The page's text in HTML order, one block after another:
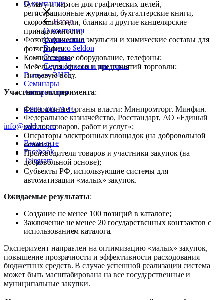
О компании
Назад
О компании
О компании
Видео о Seldon
Отзывы
Сертификаты и дипломы
Выпуск ЭЦП
Семинары
Авторизация
8 800 300 71 19
info@seldon.pro
Вконтакте
Facebook
Telegram
Бумагу и картон для графических целей,
регистрационные журналы, бухгалтерские книги,
скоросшиватели, бланки и другие канцелярские
принадлежности;
Фотографические эмульсии и химические составы для
фотографии;
Компьютерное оборудование, телефоны;
Мебель для офисов и предприятий торговли;
Питьевую воду.
Участники эксперимента:
Федеральные органы власти: Минпромторг, Минфин,
Федеральное казначейство, Росстандарт, АО «Единый
каталог товаров, работ и услуг»;
Операторы электронных площадок (на добровольной
основе);
Производители товаров и участники закупок (на
добровольной основе);
Субъекты РФ, использующие системы для
автоматизации «малых» закупок.
Ожидаемые результаты:
Создание не менее 100 позиций в каталоге;
Заключение не менее 20 государственных контрактов с
использованием каталога.
Эксперимент направлен на оптимизацию «малых» закупок,
повышение прозрачности и эффективности расходования
бюджетных средств. В случае успешной реализации система
может быть масштабирована на все государственные и
муниципальные закупки.